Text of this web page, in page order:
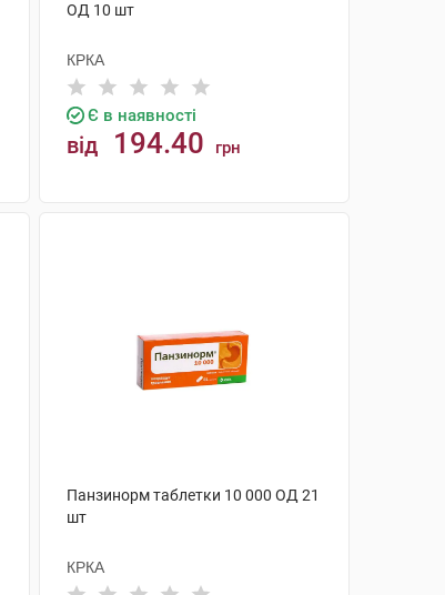
ОД 10 шт
КРКА
Є в наявності
від 194.40 грн
Панзинорм таблетки 10 000 ОД 21
шт
КРКА